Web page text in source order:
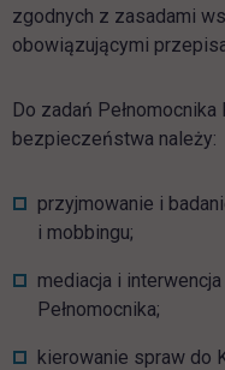
zgodnych z zasadami
obowiązującymi
Do zadań
bezpieczeństwa należy:
przyjmowanie i
i mobbingu;
mediacja i
Pełnomocnika;
kierowanie spraw do